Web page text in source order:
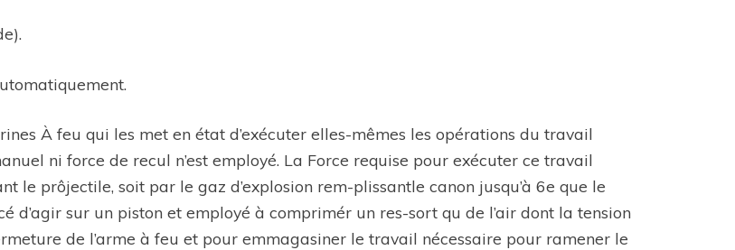
À feu qui les met en état d’exécuter elles-mêmes les opérations du travail
ni force de recul n’est employé. La Force requise pour exécuter ce travail
le prôjectile, soit par le gaz d’explosion rem-plissantle canon jusqu’à 6e que le
d’agir sur un piston et employé à comprimér un res-sort qu de l’air dont la tension
de l’arme à feu et pour emmagasiner le travail nécessaire pour ramener le